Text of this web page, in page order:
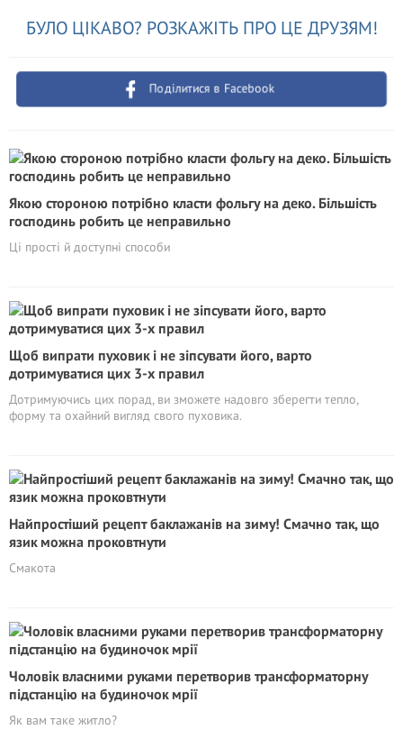
БУЛО ЦІКАВО? РОЗКАЖІТЬ ПРО ЦЕ ДРУЗЯМ!
Поділитися в Facebook
Якою стороною потрібно класти фольгу на деко. Більшість
господинь робить це неправильно
Ці прості й доступні способи
Щоб випрати пуховик і не зіпсувати його, варто
дотримуватися цих 3-х правил
Дотримуючись цих порад, ви зможете надовго зберегти тепло,
форму та охайний вигляд свого пуховика.
Найпростіший рецепт баклажанів на зиму! Смачно так, що
язик можна проковтнути
Смакота
Чоловік власними руками перетворив трансформаторну
підстанцію на будиночок мрії
Як вам таке житло?